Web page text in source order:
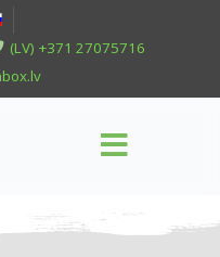
(LV) +371 27075716